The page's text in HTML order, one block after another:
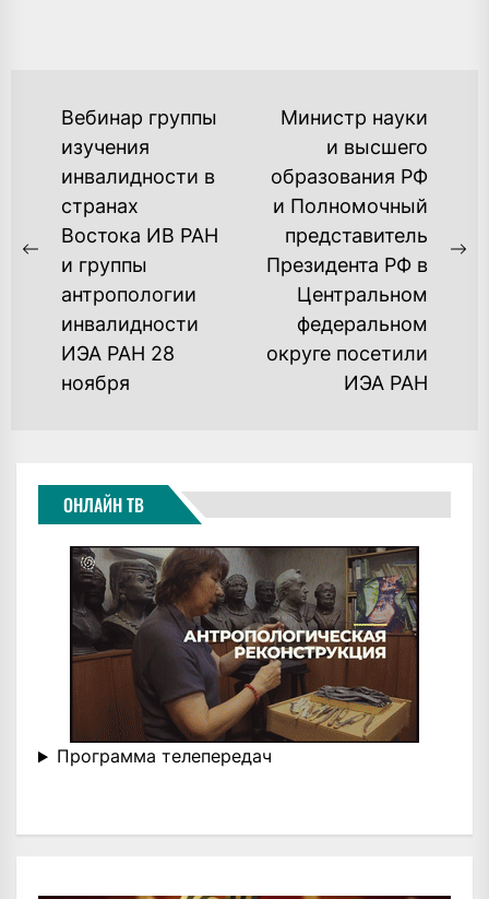
НАВИГАЦИЯ
ЗАПИСЯМ
Previous
post:
Вебинар группы
изучения
инвалидности в
странах
Востока ИВ РАН
и группы
антропологии
инвалидности
ИЭА РАН 28
ноября
Министр науки
и высшего
образования РФ
и Полномочный
представитель
Президента РФ в
Центральном
федеральном
округе посетили
ИЭА РАН
ОНЛАЙН ТВ
Программа телепередач